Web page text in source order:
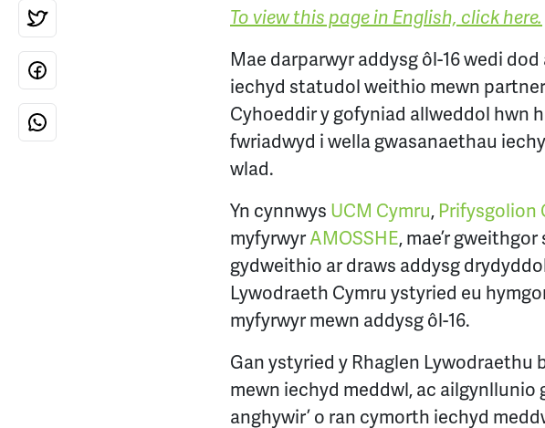
To view this page in English, click here.
Mae darparwyr addysg ôl-16 wedi
iechyd statudol weithio mewn
Cyhoeddir y gofyniad allweddol hwn
fwriadwyd i wella gwasanaethau
wlad.
Yn cynnwys UCM Cymru, Prifysgolion
myfyrwyr AMOSSHE, mae’r
gydweithio ar draws addysg
Lywodraeth Cymru ystyried eu
myfyrwyr mewn addysg ôl-16.
Gan ystyried y Rhaglen Lywodraethu
mewn iechyd meddwl, ac ailgynllunio
anghywir’ o ran cymorth iechyd